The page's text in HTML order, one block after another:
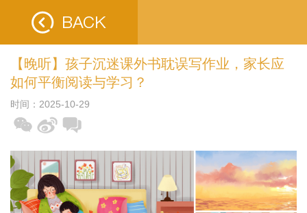
【晚听】孩子沉迷课外书耽误写作业，家长应
如何平衡阅读与学习？
时间：2025-10-29